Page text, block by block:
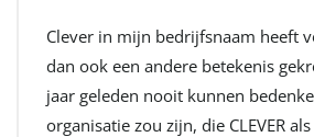
Clever in mijn bedrijfsnaam heeft
dan ook een andere betekenis
jaar geleden nooit kunnen
organisatie zou zijn, die CLEVER